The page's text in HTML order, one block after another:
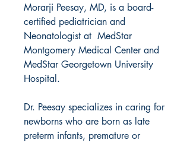
Morarji Peesay, MD, is a board-
certified pediatrician and
Neonatologist at MedStar
Montgomery Medical Center and
MedStar Georgetown University
Hospital.
Dr. Peesay specializes in caring for
newborns who are born as late
preterm infants, premature or